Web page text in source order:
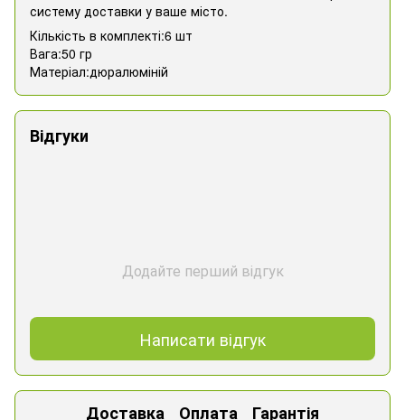
систему доставки у ваше місто.
Кількість в комплекті:6 шт
Вага:50 гр
Матеріал:дюралюміній
Відгуки
Додайте перший відгук
Написати відгук
Доставка Оплата Гарантія